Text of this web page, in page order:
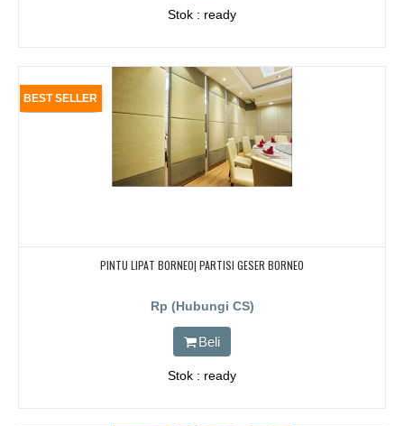
Stok : ready
BEST SELLER
PINTU LIPAT BORNEO| PARTISI GESER BORNEO
Rp (Hubungi CS)
Beli
Stok : ready